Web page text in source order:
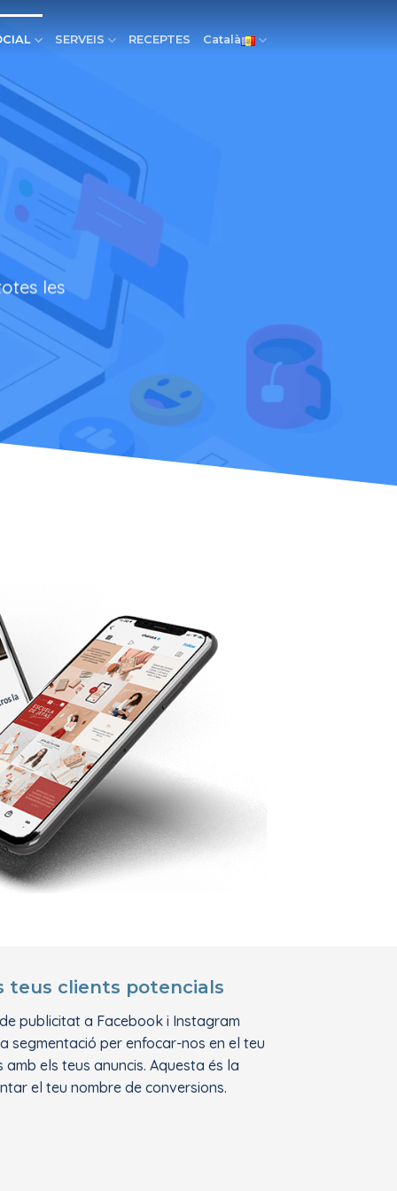
SERVEIS RECEPTES Català
les
teus clients potencials
publicitat a Facebook i Instagram
segmentació per enfocar-nos en el teu
els teus anuncis. Aquesta és la
el teu nombre de conversions.